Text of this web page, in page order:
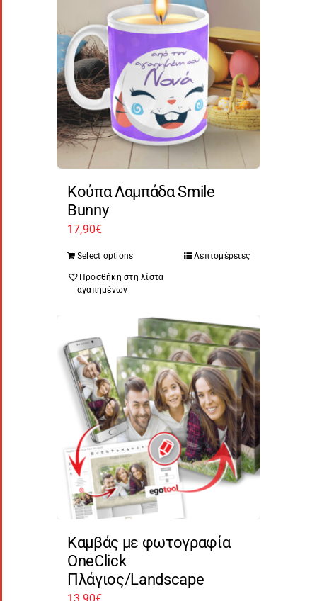
Κούπα Λαμπάδα Smile
Bunny
17,90€
Select options Λεπτομέρειες
Προσθήκη στη λίστα
αγαπημένων
Καμβάς με φωτογραφία
OneClick
Πλάγιος/Landscape